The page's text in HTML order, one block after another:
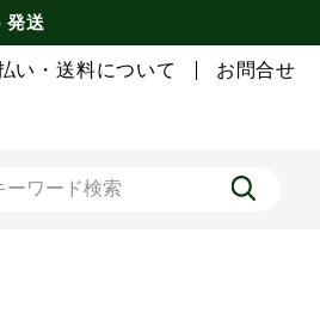
発送
い・送料について お問合せ